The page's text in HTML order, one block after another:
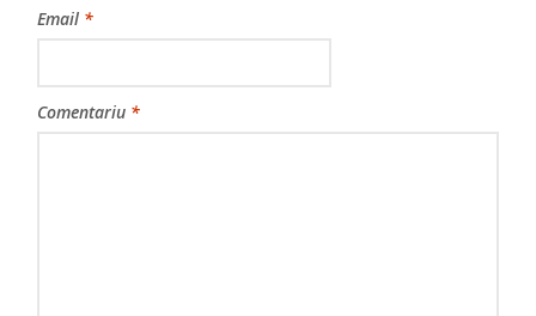
Email *
Comentariu *